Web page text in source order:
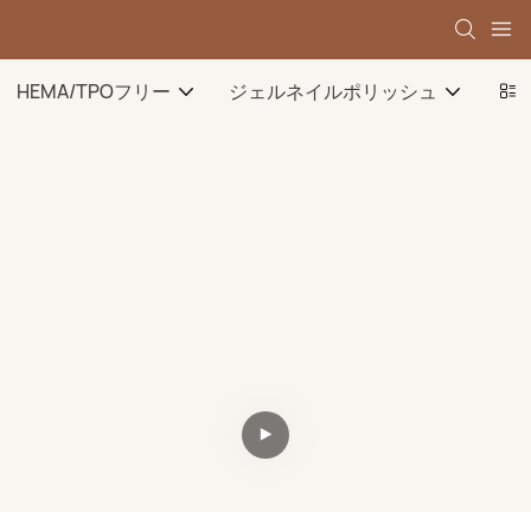
HEMA/TPOフリー ジェルネイルポリッシュ ベ